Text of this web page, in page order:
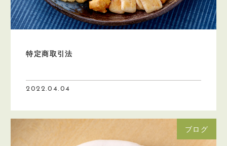
特定商取引法
2022.04.04
ブログ